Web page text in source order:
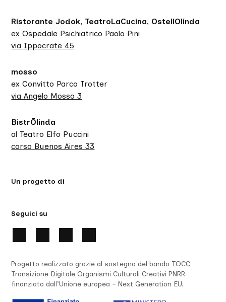
Ristorante Jodok, TeatroLaCucina, OstellOlinda
ex Ospedale Psichiatrico Paolo Pini
via Ippocrate 45
mosso
ex Convitto Parco Trotter
via Angelo Mosso 3
BistrŌlinda
al Teatro Elfo Puccini
corso Buenos Aires 33
Un progetto di
Seguici su
Progetto realizzato grazie al sostegno del bando TOCC
Transizione Digitale Organismi Culturali Creativi PNRR
finanziato dall’Unione europea – Next Generation EU.